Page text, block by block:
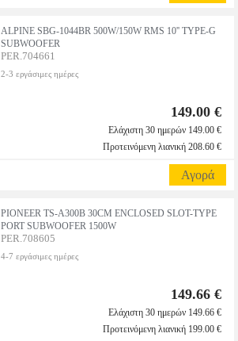
ALPINE SBG-1044BR 500W/150W RMS 10'' TYPE-G
SUBWOOFER
PER.704661
2-3 εργάσιμες ημέρες
149.00 €
Ελάχιστη 30 ημερών 149.00 €
Προτεινόμενη λιανική 208.60 €
Αγορά
PIONEER TS-A300B 30CM ENCLOSED SLOT-TYPE
PORT SUBWOOFER 1500W
PER.708605
4-7 εργάσιμες ημέρες
149.66 €
Ελάχιστη 30 ημερών 149.66 €
Προτεινόμενη λιανική 199.00 €